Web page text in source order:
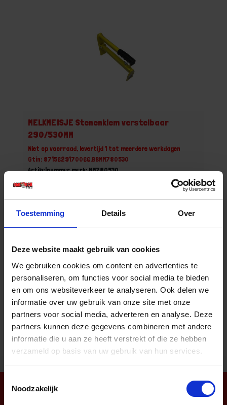
Toestemming Details Over
Deze website maakt gebruik van cookies
We gebruiken cookies om content en advertenties te
personaliseren, om functies voor social media te bieden
en om ons websiteverkeer te analyseren. Ook delen we
informatie over uw gebruik van onze site met onze
partners voor social media, adverteren en analyse. Deze
partners kunnen deze gegevens combineren met andere
informatie die u aan ze heeft verstrekt of die ze hebben
verzameld op basis van uw gebruik van hun services.
Noodzakelijk
MELKMEISJE Stenenklem verstelbaar
290/530MM
Niet op voorraad, levertijd 1 tot meerdere werkdagen
Gtin: 8715629170066,BBMM780530
Artikelnummer merk: MM780530
- +
Bestel nu!
Aantal producten tonen
Nieuwsbrief